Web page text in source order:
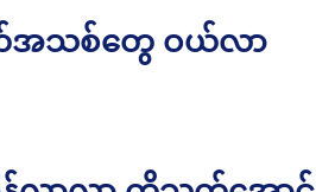
တ်အသစ်တွေ ဝယ်လာ